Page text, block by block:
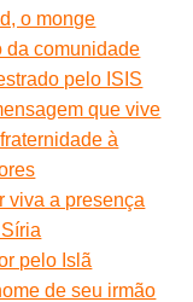
o monge
da comunidade
pelo ISIS
que vive
à
viva a presença
pelo Islã
de seu irmão